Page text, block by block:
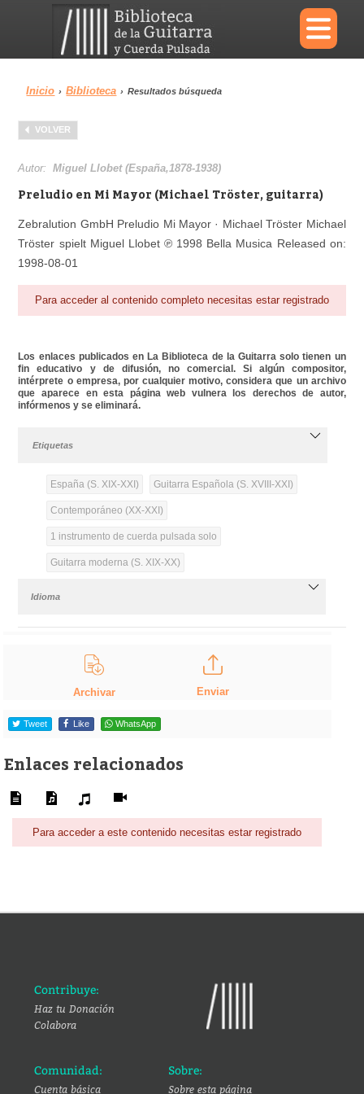
×
Menu
Biblioteca
Área personal Reproductor
Inicio › Biblioteca › Resultados búsqueda
VOLVER
Autor:Miguel Llobet (España,1878-1938)
Preludio en Mi Mayor (Michael Tröster, guitarra)
Zebralution GmbH Preludio Mi Mayor · Michael Tröster Michael
Tröster spielt Miguel Llobet ℗ 1998 Bella Musica Released on:
1998-08-01
Para acceder al contenido completo necesitas estar registrado
Los enlaces publicados en La Biblioteca de la Guitarra solo tienen un
fin educativo y de difusión, no comercial. Si algún compositor,
intérprete o empresa, por cualquier motivo, considera que un archivo
que aparece en esta página web vulnera los derechos de autor,
infórmenos y se eliminará.
Etiquetas
España (S. XIX-XXI) Guitarra Española (S. XVIII-XXI)
Contemporáneo (XX-XXI)
1 instrumento de cuerda pulsada solo
Guitarra moderna (S. XIX-XX)
Idioma
Archivar Enviar
Tweet Like WhatsApp
Enlaces relacionados
Para acceder a este contenido necesitas estar registrado
Contribuye:
Haz tu Donación
Colabora
Comunidad:
Cuenta básica
Sobre:
Sobre esta página